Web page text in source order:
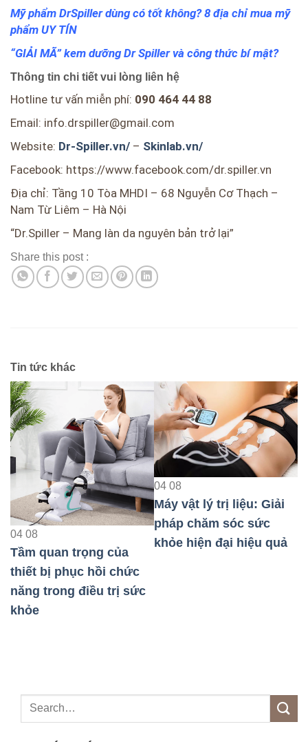
Mỹ phẩm DrSpiller dùng có tốt không? 8 địa chỉ mua mỹ
phẩm UY TÍN
“GIẢI MÃ” kem dưỡng Dr Spiller và công thức bí mật?
Thông tin chi tiết vui lòng liên hệ
Hotline tư vấn miễn phí: 090 464 44 88
Email: info.drspiller@gmail.com
Website: Dr-Spiller.vn/ – Skinlab.vn/
Facebook: https://www.facebook.com/dr.spiller.vn
Địa chỉ: Tầng 10 Tòa MHDI – 68 Nguyễn Cơ Thạch –
Nam Từ Liêm – Hà Nội
“Dr.Spiller – Mang làn da nguyên bản trở lại”
Share this post :
Tin tức khác
08
quan trọng của
bị phục hồi chức
trong điều trị sức
04 08
Máy vật lý trị liệu: Giải
pháp chăm sóc sức
khỏe hiện đại hiệu quả
04